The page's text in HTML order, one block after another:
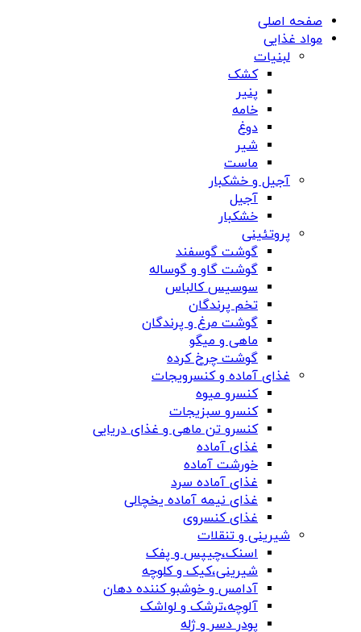
صفحه اصلی
مواد غذایی
لبنیات
کشک
پنیر
خامه
دوغ
شیر
ماست
آجیل و خشکبار
آجیل
خشکبار
پروتئینی
گوشت گوسفند
گوشت گاو و گوساله
سوسیس کالباس
تخم پرندگان
گوشت مرغ و پرندگان
ماهی و میگو
گوشت چرخ کرده
غذای آماده و کنسرویجات
کنسرو میوه
کنسرو سبزیجات
کنسرو تن ماهی و غذای دریایی
غذای آماده
خورشت آماده
غذای آماده سرد
غذای نیمه آماده یخچالی
غذای کنسروی
شیرینی و تنقلات
اسنک،چیپس و پفک
شیرینی،کیک و کلوچه
آدامس و خوشبو کننده دهان
آلوچه،ترشک و لواشک
پودر دسر و ژله